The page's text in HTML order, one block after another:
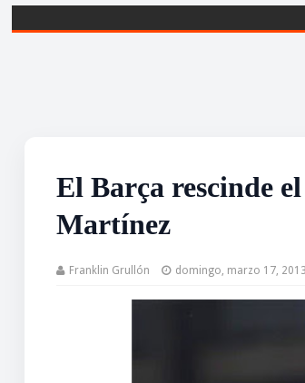
El Barça rescinde
Martínez
Franklin Grullón domingo, marzo 17, 2013